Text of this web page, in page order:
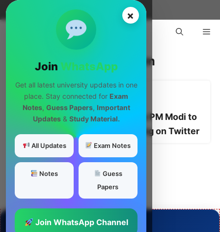
×
Join WhatsApp
Get all latest university updates in one
place. Stay connected for Exam
Notes, Guess Papers, Important
Updates& Study Material.
All Updates Exam Notes
Notes
Guess
Papers
Join WhatsApp Channel
Skip
to
Menu
Ban Semester System
अर्जुन पंचारिया सिंधु |November 30, 2025
Arjun Panchariya Sindhu Urges PM Modi to
ban semester system – Trending on Twitter
पहले का अगला
Google Play Books